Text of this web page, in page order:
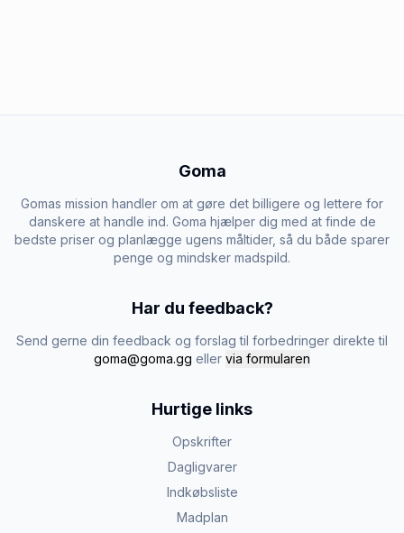
Goma
Gomas mission handler om at gøre det billigere og lettere for
danskere at handle ind. Goma hjælper dig med at finde de
bedste priser og planlægge ugens måltider, så du både sparer
penge og mindsker madspild.
Har du feedback?
Send gerne din feedback og forslag til forbedringer direkte til
goma@goma.gg eller via formularen
Hurtige links
Opskrifter
Dagligvarer
Indkøbsliste
Madplan